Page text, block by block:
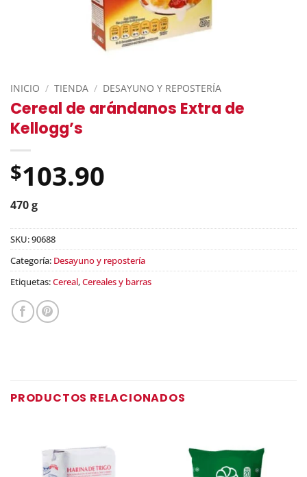
INICIO / TIENDA / DESAYUNO Y REPOSTERÍA
Cereal de arándanos Extra de
Kellogg’s
$103.90
470 g
SKU:90688
Categoría: Desayuno y repostería
Etiquetas:Cereal,Cereales y barras
PRODUCTOS RELACIONADOS